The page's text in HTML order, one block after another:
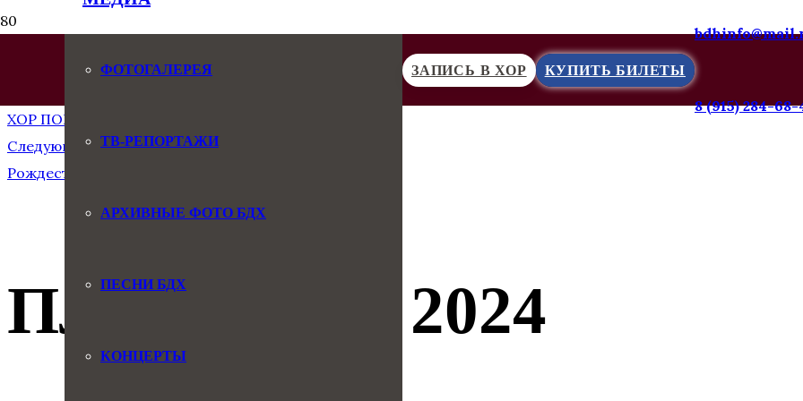
ФОТОГАЛЕРЕЯ
ТВ-РЕПОРТАЖИ
АРХИВНЫЕ ФОТО БДХ
ПЕСНИ БДХ
КОНЦЕРТЫ
ЗАПИСЬ В ХОР КУПИТЬ БИЛЕТЫ
8 (915) 284-68-
ХОР ПОПОВА – СТУПЕНЬКА В ПРОФЕССИЮ
Следующая запись
Рождественский концерт 2024
ПЛАНЫ НА 2024